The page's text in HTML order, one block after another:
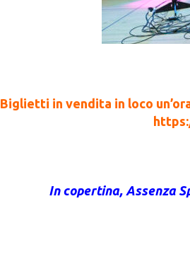
Biglietti in vendita in loco
In copertina, Assenza